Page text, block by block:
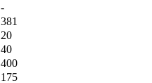
-
381
20
40
400
175